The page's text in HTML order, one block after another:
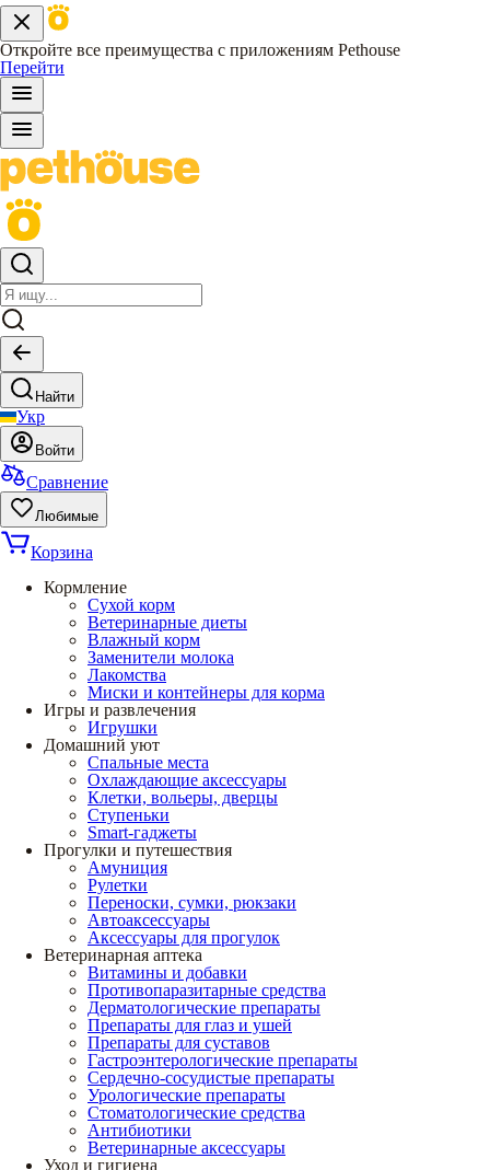
Откройте все преимущества с приложениям Pethouse
Перейти
Найти
Укр
Войти
Сравнение
Любимые
Корзина
Кормление
Сухой корм
Ветеринарные диеты
Влажный корм
Заменители молока
Лакомства
Миски и контейнеры для корма
Игры и развлечения
Игрушки
Домашний уют
Спальные места
Охлаждающие аксессуары
Клетки, вольеры, дверцы
Ступеньки
Smart-гаджеты
Прогулки и путешествия
Амуниция
Рулетки
Переноски, сумки, рюкзаки
Автоаксессуары
Аксессуары для прогулок
Ветеринарная аптека
Витамины и добавки
Противопаразитарные средства
Дерматологические препараты
Препараты для глаз и ушей
Препараты для суставов
Гастроэнтерологические препараты
Сердечно-сосудистые препараты
Урологические препараты
Стоматологические средства
Антибиотики
Ветеринарные аксессуары
Уход и гигиена